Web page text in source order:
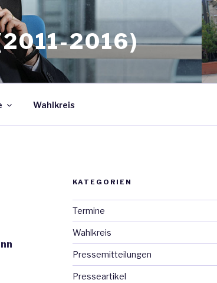
2016)
Wahlkreis
KATEGORIEN
Termine
Wahlkreis
Pressemitteilungen
Presseartikel